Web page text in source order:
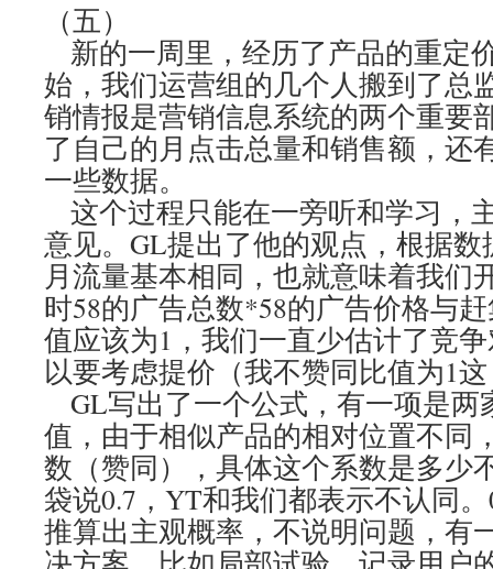
（五）
新的一周里，经历了产品的重定
始，我们运营组的几个人搬到了总
销情报是营销信息系统的两个重要
了自己的月点击总量和销售额，还
一些数据。
这个过程只能在一旁听和学习，
意见。GL提出了他的观点，根据
月流量基本相同，也就意味着我们
时58的广告总数*58的广告价格与
值应该为1，我们一直少估计了竞
以要考虑提价（我不赞同比值为1
GL写出了一个公式，有一项是两
值，由于相似产品的相对位置不同
数（赞同），具体这个系数是多少
袋说0.7，YT和我们都表示不认同
推算出主观概率，不说明问题，有